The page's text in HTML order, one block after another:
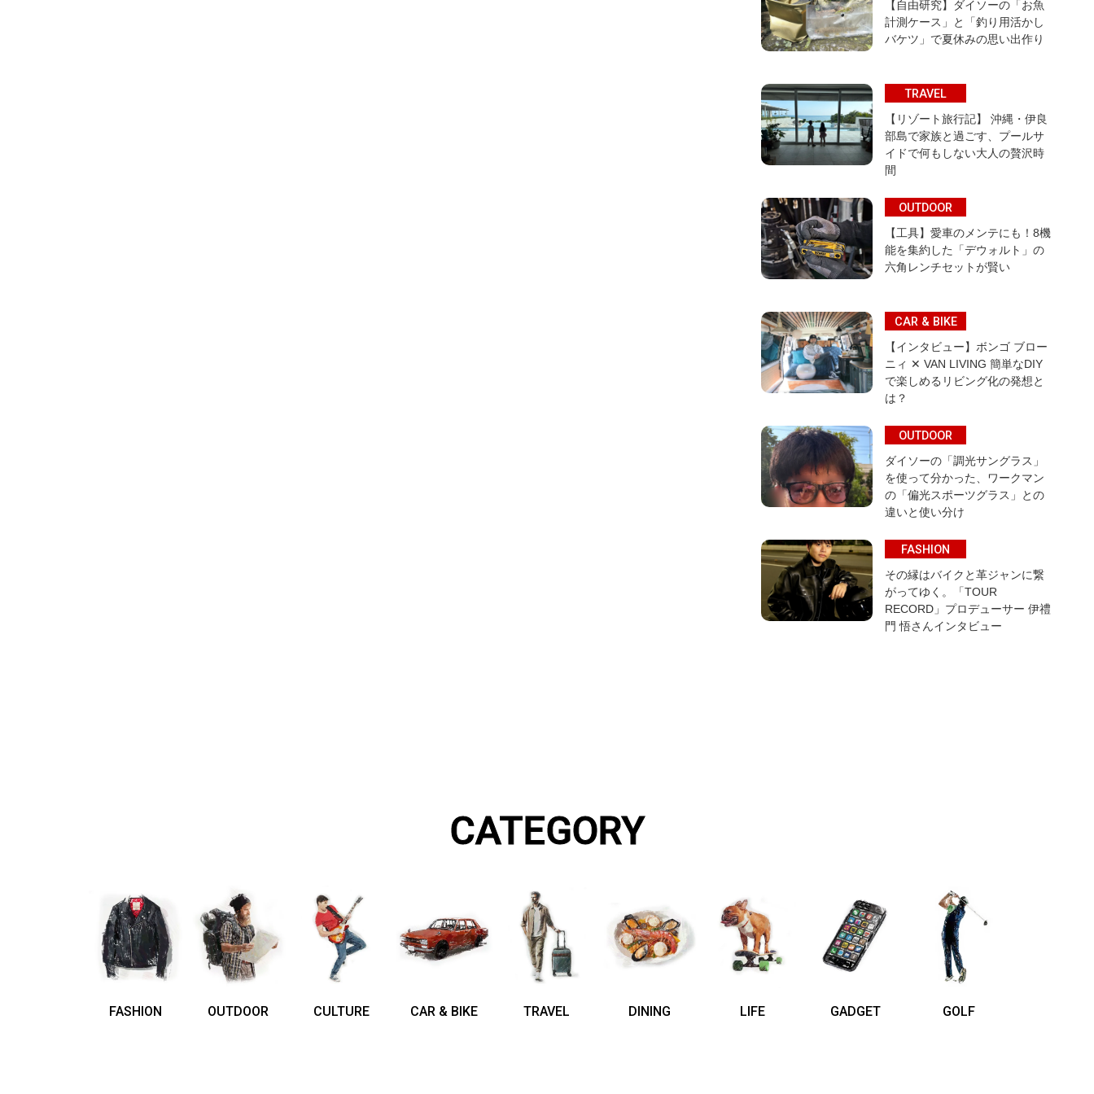
【自由研究】ダイソーの「お魚
計測ケース」と「釣り用活かし
バケツ」で夏休みの思い出作り
TRAVEL
【リゾート旅行記】 沖縄・伊良
部島で家族と過ごす、プールサ
イドで何もしない大人の贅沢時
間
OUTDOOR
【工具】愛車のメンテにも！8機
能を集約した「デウォルト」の
六角レンチセットが賢い
CAR & BIKE
【インタビュー】ボンゴ ブロー
ニィ ✕ VAN LIVING 簡単なDIY
で楽しめるリビング化の発想と
は？
OUTDOOR
ダイソーの「調光サングラス」
を使って分かった、ワークマン
の「偏光スポーツグラス」との
違いと使い分け
FASHION
その縁はバイクと革ジャンに繋
がってゆく。「TOUR
RECORD」プロデューサー 伊禮
門 悟さんインタビュー
CATEGORY
FASHION OUTDOOR CULTURE CAR & BIKE TRAVEL DINING LIFE GADGET GOLF